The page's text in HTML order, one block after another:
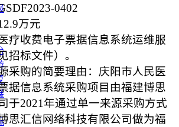
0402
万元
疗收费电子票据信息系统运维服
招标文件）。
采购的简要理由：庆阳市人民医
据信息系统采购项目由福建博思
于2021年通过单一来源采购方式
思汇信网络科技有限公司做为福